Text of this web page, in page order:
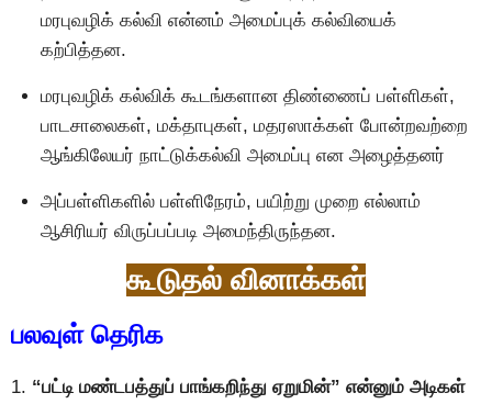
மரபுவழிக் கல்வி என்னம் அமைப்புக் கல்வியைக்
கற்பித்தன.
மரபுவழிக் கல்விக் கூடங்களான திண்ணைப் பள்ளிகள்,
பாடசாலைகள், மக்தாபுகள், மதரஸாக்கள் போன்றவற்றை
ஆங்கிலேயர் நாட்டுக்கல்வி அமைப்பு என அழைத்தனர்
அப்பள்ளிகளில் பள்ளிநேரம், பயிற்று முறை எல்லாம்
ஆசிரியர் விருப்பப்படி அமைந்திருந்தன.
கூடுதல் வினாக்கள்
பலவுள் தெரிக
1. “பட்டி மண்டபத்துப் பாங்கறிந்து ஏறுமின்” என்னும் அடிகள்